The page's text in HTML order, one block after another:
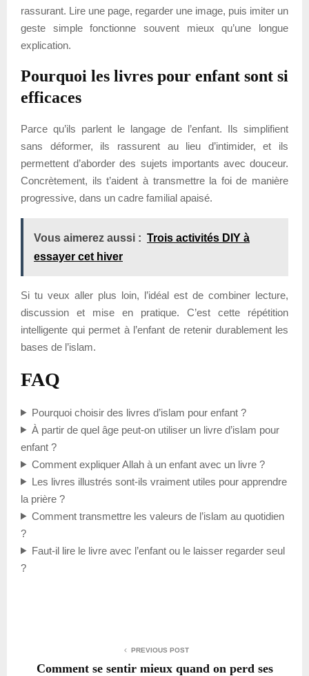
rassurant. Lire une page, regarder une image, puis imiter un
geste simple fonctionne souvent mieux qu’une longue
explication.
Pourquoi les livres pour enfant sont si
efficaces
Parce qu’ils parlent le langage de l’enfant. Ils simplifient
sans déformer, ils rassurent au lieu d’intimider, et ils
permettent d’aborder des sujets importants avec douceur.
Concrètement, ils t’aident à transmettre la foi de manière
progressive, dans un cadre familial apaisé.
Vous aimerez aussi : Trois activités DIY à
essayer cet hiver
Si tu veux aller plus loin, l’idéal est de combiner lecture,
discussion et mise en pratique. C’est cette répétition
intelligente qui permet à l’enfant de retenir durablement les
bases de l’islam.
FAQ
Pourquoi choisir des livres d’islam pour enfant ?
À partir de quel âge peut-on utiliser un livre d’islam pour
enfant ?
Comment expliquer Allah à un enfant avec un livre ?
Les livres illustrés sont-ils vraiment utiles pour apprendre
la prière ?
Comment transmettre les valeurs de l’islam au quotidien
?
Faut-il lire le livre avec l’enfant ou le laisser regarder seul
?
PREVIOUS POST
Comment se sentir mieux quand on perd ses